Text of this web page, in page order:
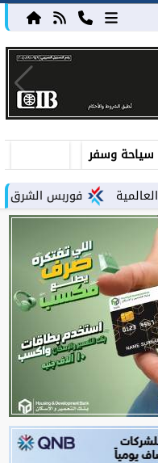
سياحة وسفر
فوربس الشرق الأوسط تختار